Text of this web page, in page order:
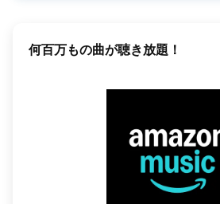
何百万もの曲が聴き放題！